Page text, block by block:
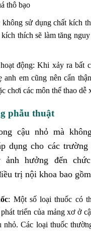
thô bạo
không sử dụng chất kích
thích sẽ làm tăng
động: Khi xảy ra bất
anh em cũng nên cẩn
chơi các môn thể thao dễ
phẫu thuật
cậu nhỏ mà
dụng cho các
ảnh hưởng đến
trị nội khoa bao
: Một số loại thuốc có
triển của mảng xơ ở
nhỏ. Các loại thuốc